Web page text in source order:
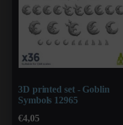
3D printed set - Goblin
Symbols 12965
€4,05